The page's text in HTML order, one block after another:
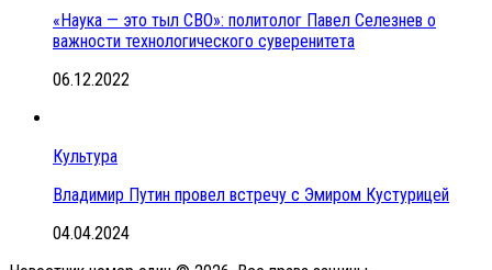
«Наука — это тыл СВО»: политолог Павел Селезнев о
важности технологического суверенитета
06.12.2022
Культура
Владимир Путин провел встречу с Эмиром Кустурицей
04.04.2024